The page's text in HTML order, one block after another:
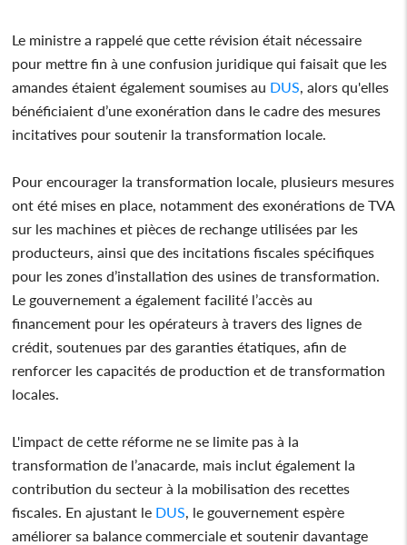
Le ministre a rappelé que cette révision était nécessaire
pour mettre fin à une confusion juridique qui faisait que les
amandes étaient également soumises au DUS , alors qu'elles
bénéficiaient d’une exonération dans le cadre des mesures
incitatives pour soutenir la transformation locale.
Pour encourager la transformation locale, plusieurs mesures
ont été mises en place, notamment des exonérations de TVA
sur les machines et pièces de rechange utilisées par les
producteurs, ainsi que des incitations fiscales spécifiques
pour les zones d’installation des usines de transformation.
Le gouvernement a également facilité l’accès au
financement pour les opérateurs à travers des lignes de
crédit, soutenues par des garanties étatiques, afin de
renforcer les capacités de production et de transformation
locales.
L'impact de cette réforme ne se limite pas à la
transformation de l’anacarde, mais inclut également la
contribution du secteur à la mobilisation des recettes
fiscales. En ajustant le DUS , le gouvernement espère
améliorer sa balance commerciale et soutenir davantage